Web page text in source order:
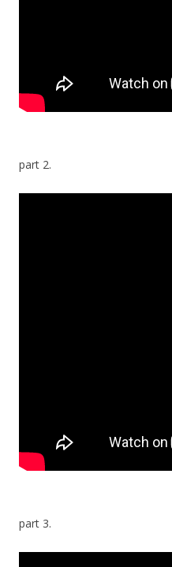
part 2.
part 3.